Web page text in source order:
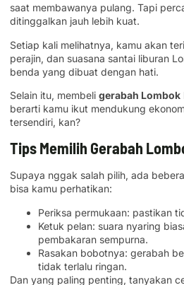
saat membawanya pulang. Tapi
ditinggalkan jauh lebih kuat.
Setiap kali melihatnya, kamu akan
perajin, dan suasana santai liburan
benda yang dibuat dengan hati.
Selain itu, membeli gerabah Lombok
berarti kamu ikut mendukung
tersendiri, kan?
Tips Memilih Gerabah
Supaya nggak salah pilih, ada
bisa kamu perhatikan:
Periksa permukaan: pastikan
Ketuk pelan: suara nyaring
pembakaran sempurna.
Rasakan bobotnya: gerabah
tidak terlalu ringan.
Dan yang paling penting, tanyakan